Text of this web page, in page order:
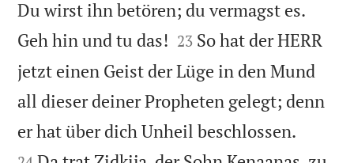
Du wirst ihn betören; du vermagst es.
Geh hin und tu das! 

23 So hat der HERR
jetzt einen Geist der Lüge in den Mund
all dieser deiner Propheten gelegt; denn
er hat über dich Unheil beschlossen.